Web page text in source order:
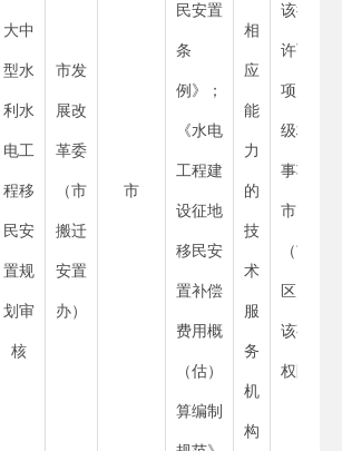
大中
型水
利水
电工
程移
民安
置规
划审
核
市发
展改
革委
（市
搬迁
安置
办）
市
民安置
条
例》；
《水电
工程建
设征地
移民安
置补偿
费用概
（估）
算编制
相
应
能
力
的
技
术
服
务
机
构
该行政
许可事
项为省
级权限
事项，
市、县
（市、
区）无
该事项
权限